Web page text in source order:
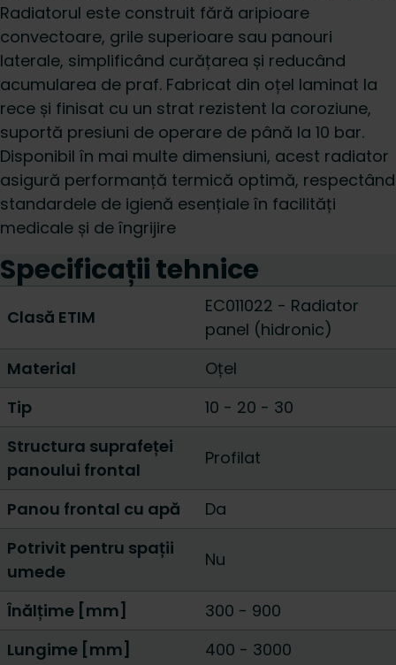
Radiatorul este construit fără aripioare
convectoare, grile superioare sau panouri
laterale, simplificând curățarea și reducând
acumularea de praf. Fabricat din oțel laminat la
rece și finisat cu un strat rezistent la coroziune,
suportă presiuni de operare de până la 10 bar.
Disponibil în mai multe dimensiuni, acest radiator
asigură performanță termică optimă, respectând
standardele de igienă esențiale în facilități
medicale și de îngrijire
Specificații tehnice
Clasă ETIM
EC011022 - Radiator
panel (hidronic)
Material
Oțel
Tip
10 - 20 - 30
Structura suprafeței
panoului frontal
Profilat
Panou frontal cu apă
Da
Potrivit pentru spații
umede
Nu
Înălțime [mm] 300 - 900
Lungime [mm]
400 - 3000